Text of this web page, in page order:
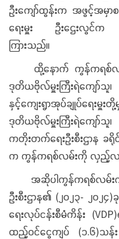
ဦးကျော်ထွန်းက အဖွင့်အမှာစက
ရေးမှူး ဦးဌေးလွင်က ကျ
ကြားသည်။
ထို့နောက် ကွန်ကရစ်လမ်း
ဒုတိယဗိုလ်မှူးကြီးရဲကျော်သူ၊
နှင့်ကျေးရွာအုပ်ချုပ်ရေးမှူ
ဒုတိယဗိုလ်မှူးကြီးရဲကျော်
ကတိုးတက်ရေးဦးစီးဌာန ခရိုင်
က ကွန်ကရစ်လမ်းကို လှည့်လ
အဆိုပါကွန်ကရစ်လမ်းကို
ဦးစီးဌာန၏ (၂၀၂၃- ၂၀၂၄
ရေးလုပ်ငန်းစီမံကိန်း
ထည့်ဝင်ငွေကျပ် (၁.၆)သန်း